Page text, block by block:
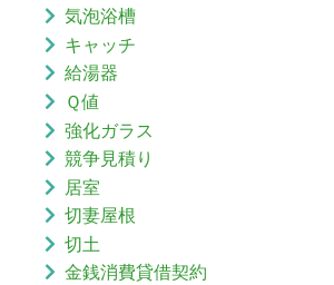
気泡浴槽
キャッチ
給湯器
Ｑ値
強化ガラス
競争見積り
居室
切妻屋根
切土
金銭消費貸借契約